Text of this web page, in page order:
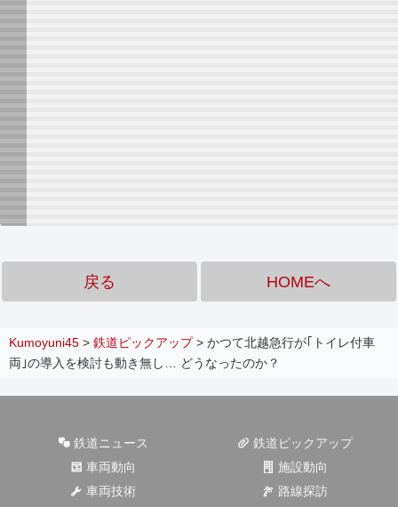
戻る HOMEへ
Kumoyuni45 > 鉄道ピックアップ> かつて北越急行が｢トイレ付車
両｣の導入を検討も動き無し… どうなったのか？
鉄道ニュース
鉄道ピックアップ
車両動向
施設動向
車両技術
路線探訪